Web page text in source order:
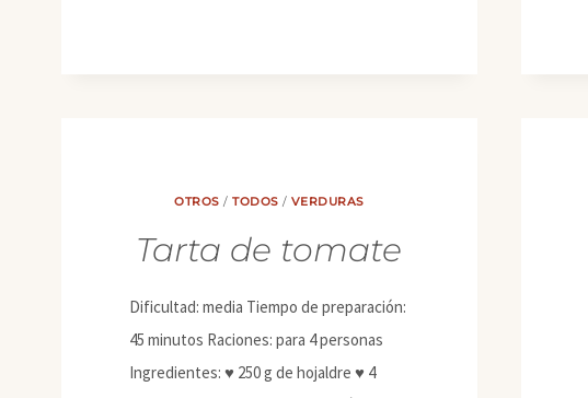
OTROS /TODOS /VERDURAS
Tarta de tomate
Dificultad: media Tiempo de preparación:
45 minutos Raciones: para 4 personas
Ingredientes: ♥ 250 g de hojaldre ♥ 4